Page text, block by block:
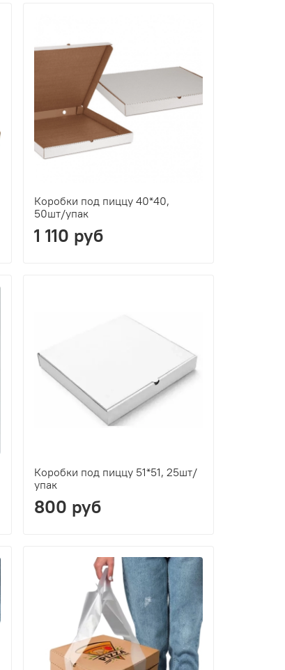
Коробки под пиццу 40*40,
50шт/упак
1 110 руб
Коробки под пиццу 51*51, 25шт/
упак
800 руб